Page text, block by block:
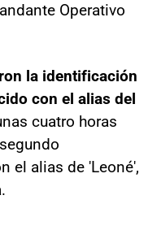
Operativo
la identificación
con el alias del
cuatro horas
el alias de 'Leoné',